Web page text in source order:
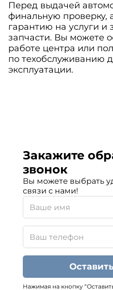
Перед выдачей
финальную проверку,
гарантию на услуги и
запчасти. Вы можете
работе центра или
по техобслуживанию
эксплуатации.
Закажите
звонок
Вы можете выбрать
связи с нами!
Нажимая на кнопку